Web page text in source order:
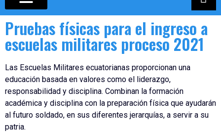
Pruebas físicas para el ingreso a
escuelas militares proceso 2021
Las Escuelas Militares ecuatorianas proporcionan una
educación basada en valores como el liderazgo,
responsabilidad y disciplina. Combinan la formación
académica y disciplina con la preparación física que ayudarán
al futuro soldado, en sus diferentes jerarquías, a servir a su
patria.